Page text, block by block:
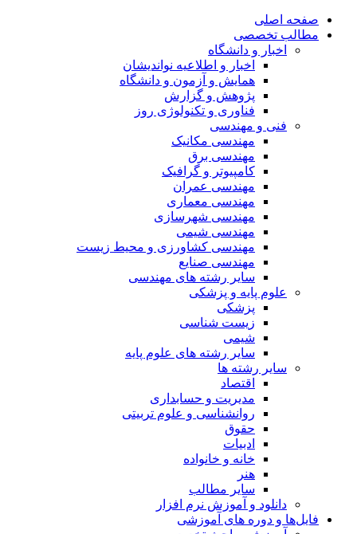
صفحه اصلی
مطالب تخصصی
اخبار و دانشگاه
اخبار و اطلاعیه نواندیشان
همایش و آزمون و دانشگاه
پژوهش و گزارش
فناوری و تکنولوژی روز
فنی و مهندسی
مهندسی مکانیک
مهندسی برق
کامپیوتر و گرافیک
مهندسی عمران
مهندسی معماری
مهندسی شهرسازی
مهندسی شیمی
مهندسی کشاورزی و محیط زیست
مهندسی صنایع
سایر رشته های مهندسی
علوم پایه و پزشکی
پزشکی
زیست شناسی
شیمی
سایر رشته های علوم پایه
سایر رشته ها
اقتصاد
مدیریت و حسابداری
روانشناسی و علوم تربیتی
حقوق
ادبیات
خانه و خانواده
هنر
سایر مطالب
دانلود و آموزش نرم افزار
فایل‌ها و دوره های آموزشی